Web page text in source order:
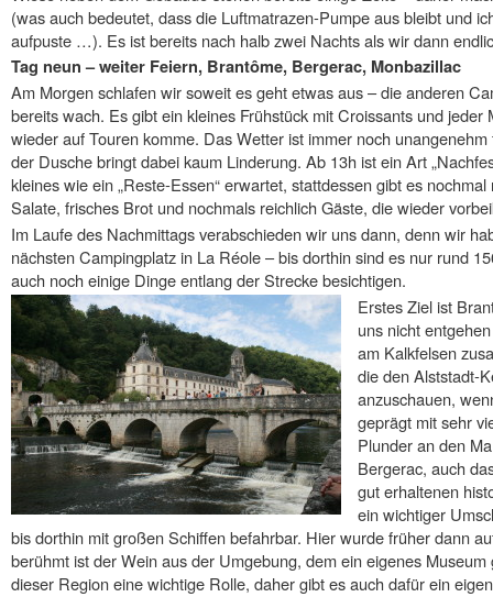
(was auch bedeutet, dass die Luftmatrazen-Pumpe aus bleibt und
aufpuste …). Es ist bereits nach halb zwei Nachts als wir dann
Tag neun – weiter Feiern, Brantôme, Bergerac, Monbazillac
Am Morgen schlafen wir soweit es geht etwas aus – die anderen
bereits wach. Es gibt ein kleines Frühstück mit Croissants und jeder
wieder auf Touren komme. Das Wetter ist immer noch
der Dusche bringt dabei kaum Linderung. Ab 13h ist ein Art
kleines wie ein „Reste-Essen“ erwartet, stattdessen gibt es
Salate, frisches Brot und nochmals reichlich Gäste, die wieder
Im Laufe des Nachmittags verabschieden wir uns dann, denn wir
nächsten Campingplatz in La Réole – bis dorthin sind es nur rund
auch noch einige Dinge entlang der Strecke besichtigen.
Erstes Ziel ist
uns nicht
am Kalkfelsen
die den Alststadt-
anzuschauen,
geprägt mit sehr
Plunder an den
Bergerac, auch
gut erhaltenen
ein wichtiger
bis dorthin mit großen Schiffen befahrbar. Hier wurde früher dann
berühmt ist der Wein aus der Umgebung, dem ein eigenes
dieser Region eine wichtige Rolle, daher gibt es auch dafür ein